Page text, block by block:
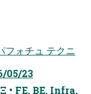
ォチュ テクニ
05/23